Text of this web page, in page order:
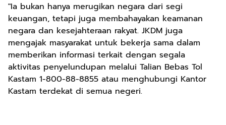
"Ia bukan hanya merugikan negara dari segi
keuangan, tetapi juga membahayakan keamanan
negara dan kesejahteraan rakyat. JKDM juga
mengajak masyarakat untuk bekerja sama dalam
memberikan informasi terkait dengan segala
aktivitas penyelundupan melalui Talian Bebas Tol
Kastam 1-800-88-8855 atau menghubungi Kantor
Kastam terdekat di semua negeri.